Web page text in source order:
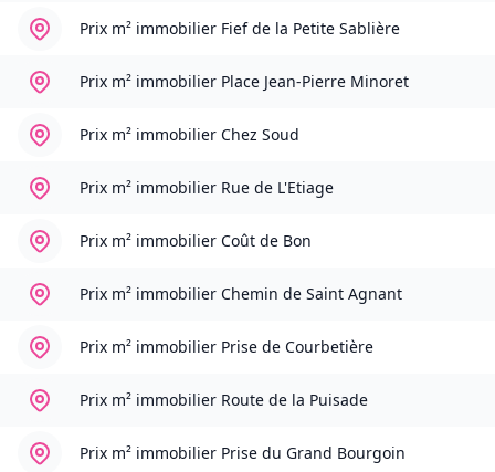
Prix m² immobilier Fief de la Petite Sablière
Prix m² immobilier Place Jean-Pierre Minoret
Prix m² immobilier Chez Soud
Prix m² immobilier Rue de L'Etiage
Prix m² immobilier Coût de Bon
Prix m² immobilier Chemin de Saint Agnant
Prix m² immobilier Prise de Courbetière
Prix m² immobilier Route de la Puisade
Prix m² immobilier Prise du Grand Bourgoin